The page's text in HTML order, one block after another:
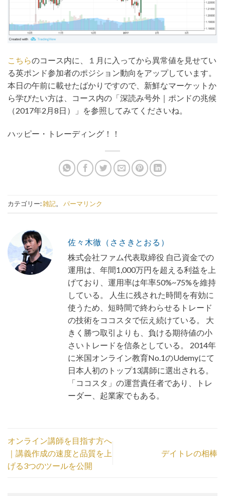
こちらのコース内に、１月に入ってから異常値を見せてい
る英ポンド参加者のポジション動向をアップしています。
本日の午前に載せたばかりですので、新鮮なマーケットか
ら学びたい方は、コース内の「深読み号外｜ポンドの兆候
（2017年2月8日）」を参照してみてくださいね。
ハッピー・トレーディング！！
カテゴリー:雑記。 パーマリンク
佐々木徹（ささきとおる）
株式会社ファム代表取締役 自己資金での
運用は、年間1,000万円を超える利益を上
げており、運用率は年率50%~75%を維持
している。 人生に残された時間を有効に
使うため、短時間で終わらせるトレード
の技術をココスタで伝え続けている。 大
きく勝つ取引よりも、負ける期待値の小
さいトレードを信条としている。 2014年
に米国オンライン教育No.1のUdemyにて
日本人初のトップ13講師に選出される。
「ココスタ」の運営責任者であり、トレ
ーダー、起業家でもある。
オンライン講師を目指す方へ
｜講義作成の速度と品質を上
げる3つのツールを公開
デイトレの相棒